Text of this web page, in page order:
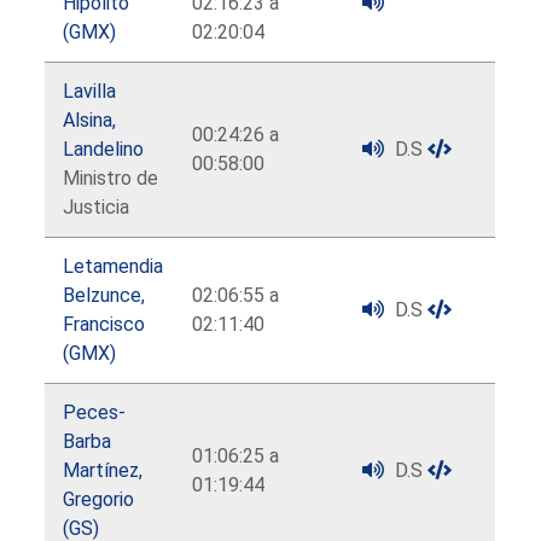
(GMX)
02:20:04
Lavilla
Alsina,
Landelino
Ministro de
Justicia
00:24:26 a
00:58:00
D.S
Letamendia
Belzunce,
Francisco
(GMX)
02:06:55 a
02:11:40
D.S
Peces-
Barba
Martínez,
Gregorio
(GS)
01:06:25 a
01:19:44
D.S